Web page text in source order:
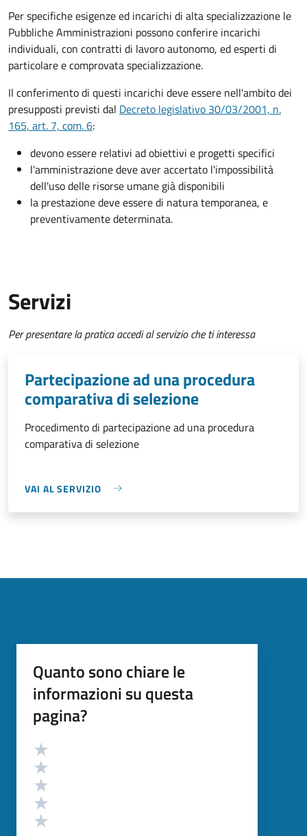
Per specifiche esigenze ed incarichi di alta specializzazione le
Pubbliche Amministrazioni possono conferire incarichi
individuali, con contratti di lavoro autonomo, ed esperti di
particolare e comprovata specializzazione.
Il conferimento di questi incarichi deve essere nell'ambito dei
presupposti previsti dal Decreto legislativo 30/03/2001, n.
165, art. 7, com. 6:
devono essere relativi ad obiettivi e progetti specifici
l'amministrazione deve aver accertato l'impossibilità
dell'uso delle risorse umane già disponibili
la prestazione deve essere di natura temporanea, e
preventivamente determinata.
Servizi
Per presentare la pratica accedi al servizio che ti interessa
Partecipazione ad una procedura
comparativa di selezione
Procedimento di partecipazione ad una procedura
comparativa di selezione
VAI AL SERVIZIO
Quanto sono chiare le
informazioni su questa
pagina?
Valutazione